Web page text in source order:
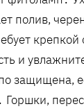
полив,
и
защищена,
Горшки,